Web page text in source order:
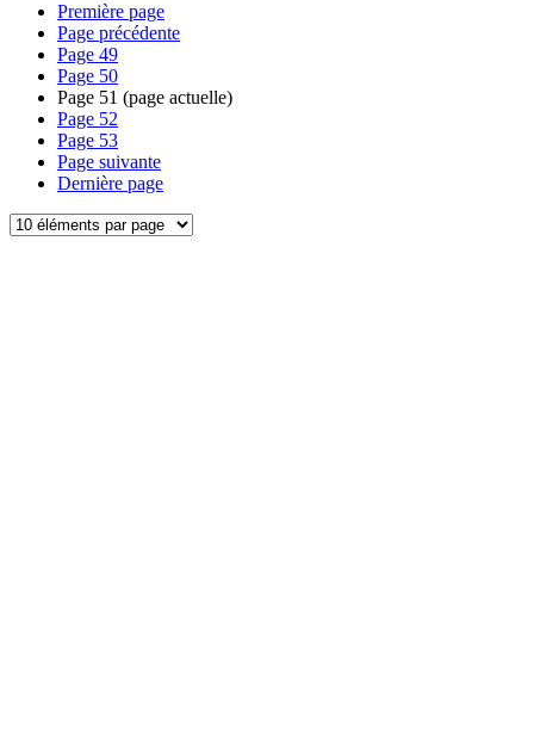
Première page
Page précédente
Page 49
Page 50
Page 51 (page actuelle)
Page 52
Page 53
Page suivante
Dernière page